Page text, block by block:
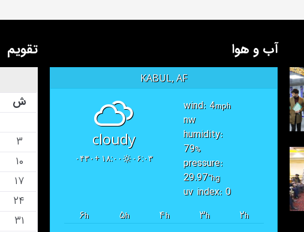
آب و هوا
KABUL, AF
cloudy
۰۶:۰۳ ۱۸:۰۰ +۰۴۳۰
wind: 4mph
nw
humidity:
79%
pressure:
29.97"hg
uv index: 0
۲h ۳h ۴h ۵h ۶h
تقویم
ش
۳
۱۰
۱۷
۲۴
۳۱